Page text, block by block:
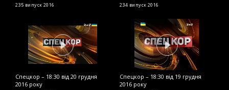
235 випуск 2016 234 випуск 2016
Спецкор – 18:30 від 20 грудня
2016 року
Спецкор – 18:30 від 19 грудня
2016 року